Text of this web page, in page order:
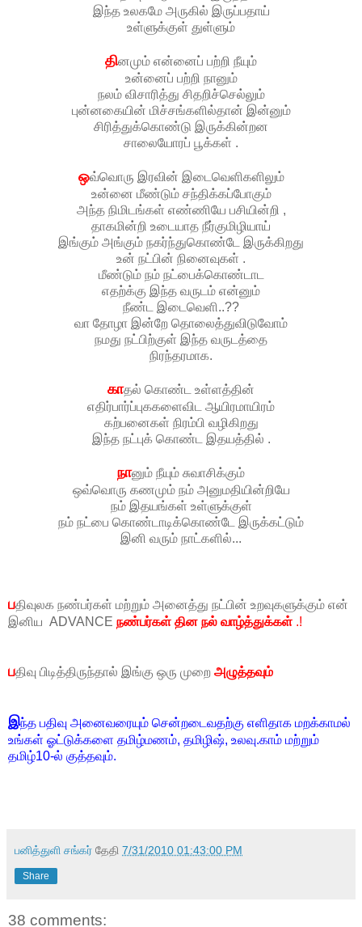
இந்த உலகமே அருகில் இருப்பதாய்
உள்ளுக்குள் துள்ளும்
தினமும் என்னைப் பற்றி நீயும்
உன்னைப் பற்றி நானும்
நலம் விசாரித்து சிதறிச்செல்லும்
புன்னகையின் மிச்சங்களில்தான் இன்னும்
சிரித்துக்கொண்டு இருக்கின்றன
சாலையோரப் பூக்கள் .
ஒவ்வொரு இரவின் இடைவெளிகளிலும்
உன்னை மீண்டும் சந்திக்கப்போகும்
அந்த நிமிடங்கள் எண்ணியே பசியின்றி ,
தாகமின்றி உடையாத நீர்குமிழியாய்
இங்கும் அங்கும் நகர்ந்துகொண்டே இருக்கிறது
உன் நட்பின் நினைவுகள் .
மீண்டும் நம் நட்பைக்கொண்டாட
எதற்க்கு இந்த வருடம் என்னும்
நீண்ட இடைவெளி..??
வா தோழா இன்றே தொலைத்துவிடுவோம்
நமது நட்பிற்குள் இந்த வருடத்தை
நிரந்தரமாக.
காதல் கொண்ட உள்ளத்தின்
எதிர்பார்ப்புககளைவிட ஆயிரமாயிரம்
கற்பனைகள் நிரம்பி வழிகிறது
இந்த நட்புக் கொண்ட இதயத்தில் .
நானும் நீயும் சுவாசிக்கும்
ஒவ்வொரு கணமும் நம் அனுமதியின்றியே
நம் இதயங்கள் உள்ளுக்குள்
நம் நட்பை கொண்டாடிக்கொண்டே இருக்கட்டும்
இனி வரும் நாட்களில்...
பதிவுலக நண்பர்கள் மற்றும் அனைத்து நட்பின் உறவுகளுக்கும் என்
இனிய ADVANCE நண்பர்கள் தின நல் வாழ்த்துக்கள் .!
பதிவு பிடித்திருந்தால் இங்கு ஒரு முறை அழுத்தவும்
இந்த பதிவு அனைவரையும் சென்றடைவதற்கு எளிதாக மறக்காமல்
உங்கள் ஓட்டுக்களை தமிழ்மணம், தமிழிஷ், உலவு.காம் மற்றும்
தமிழ்10-ல் குத்தவும்.
பனித்துளி சங்கர் தேதி 7/31/2010 01:43:00 PM
Share
38 comments: